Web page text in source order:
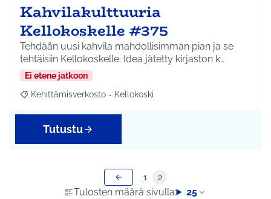
Kahvilakulttuuria
Kellokoskelle #375
Tehdään uusi kahvila mahdollisimman pian ja se
tehtäisiin Kellokoskelle. Idea jätetty kirjaston k…
Ei etene jatkoon
Rajaa tulokset aihepiirin mukaan: Kehittämisverkosto -
Kehittämisverkosto - Kellokoski
Tutustu
Tulosten määrä sivulla: 25
1 2